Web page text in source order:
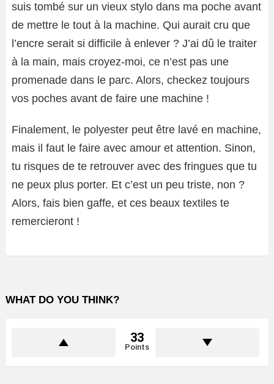
suis tombé sur un vieux stylo dans ma poche avant
de mettre le tout à la machine. Qui aurait cru que
l’encre serait si difficile à enlever ? J’ai dû le traiter
à la main, mais croyez-moi, ce n’est pas une
promenade dans le parc. Alors, checkez toujours
vos poches avant de faire une machine !
Finalement, le polyester peut être lavé en machine,
mais il faut le faire avec amour et attention. Sinon,
tu risques de te retrouver avec des fringues que tu
ne peux plus porter. Et c’est un peu triste, non ?
Alors, fais bien gaffe, et ces beaux textiles te
remercieront !
WHAT DO YOU THINK?
33
Points